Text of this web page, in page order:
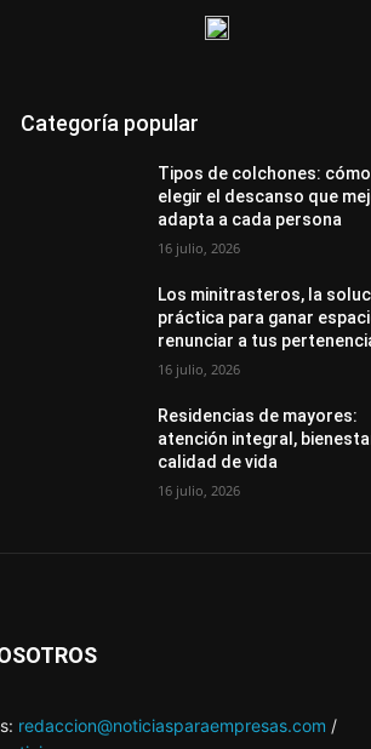
Categoría popular
Tipos de colchones: cómo
elegir el descanso que
adapta a cada persona
16 julio, 2026
Los minitrasteros, la
práctica para ganar
renunciar a tus
16 julio, 2026
Residencias de mayores:
atención integral,
calidad de vida
16 julio, 2026
redaccion@noticiasparaempresas.com /